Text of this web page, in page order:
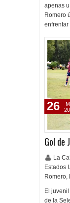
apenas
Romero
Gol de
La
Estados
Romero,
El
de la
26